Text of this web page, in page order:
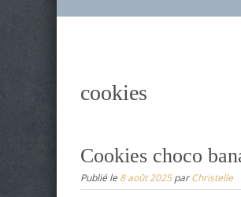
cookies
Cookies choco
Publié le 8 août 2025parChristelle